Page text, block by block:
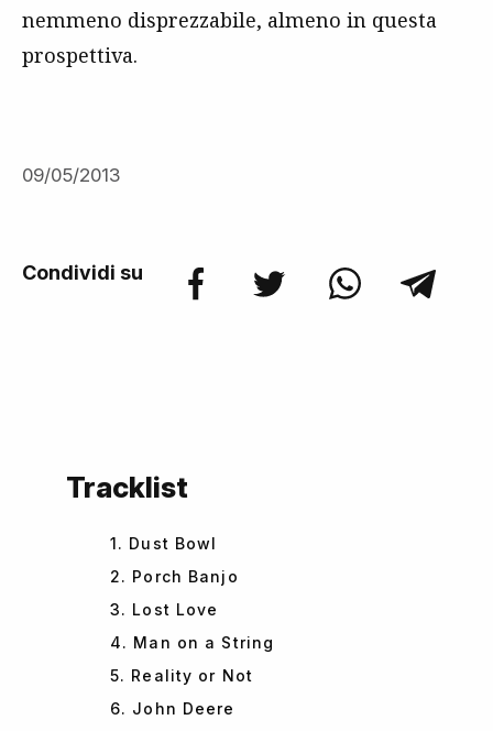
nemmeno disprezzabile, almeno in questa
prospettiva.
09/05/2013
Condividi su
Tracklist
1. Dust Bowl
2. Porch Banjo
3. Lost Love
4. Man on a String
5. Reality or Not
6. John Deere